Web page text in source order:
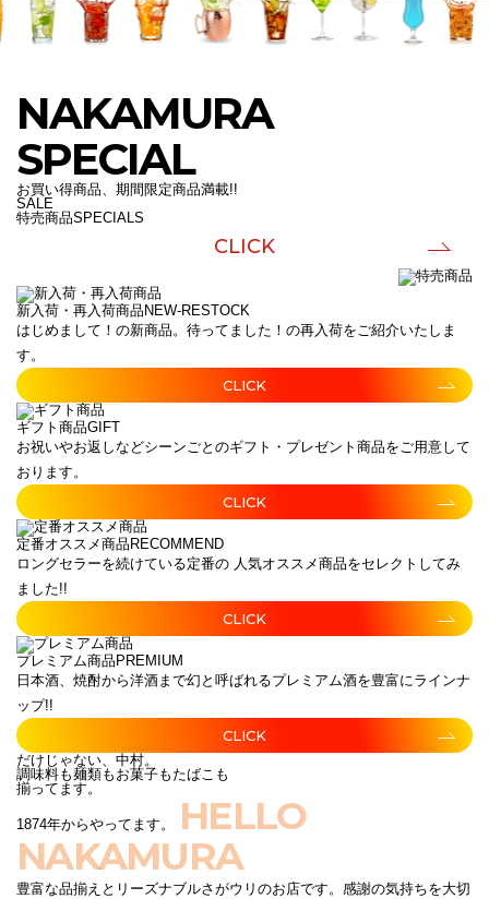
NAKAMURA
SPECIAL
お買い得商品、期間限定商品満載!!
SALE
特売商品SPECIALS
CLICK
新入荷・再入荷商品 NEW-RESTOCK
はじめまして！の新商品。待ってました！の再入荷をご紹介いたしま
す。
CLICK
ギフト商品GIFT
お祝いやお返しなどシーンごとのギフト・プレゼント商品をご用意して
おります。
CLICK
定番オススメ商品 RECOMMEND
ロングセラーを続けている定番の 人気オススメ商品をセレクトしてみ
ました!!
CLICK
プレミアム商品 PREMIUM
日本酒、焼酎から洋酒まで幻と呼ばれるプレミアム酒を豊富にラインナ
ップ!!
CLICK
だけじゃない、中村。
調味料も麺類もお菓子もたばこも
揃ってます。
1874年からやってます。
HELLO
NAKAMURA
豊富な品揃えとリーズナブルさがウリのお店です。感謝の気持ちを大切